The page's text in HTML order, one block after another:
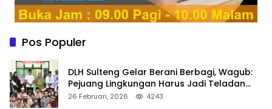
Pos Populer
DLH Sulteng Gelar Berani Berbagi, Wagub:
Pejuang Lingkungan Harus Jadi Teladan
Kepedulian
26 Februari, 2026 4243